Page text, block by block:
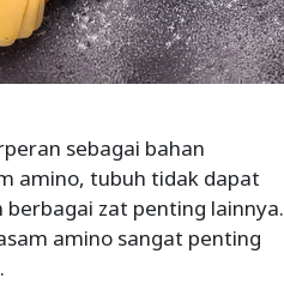
sebagai bahan
amino, tubuh tidak dapat
zat penting lainnya.
amino sangat penting